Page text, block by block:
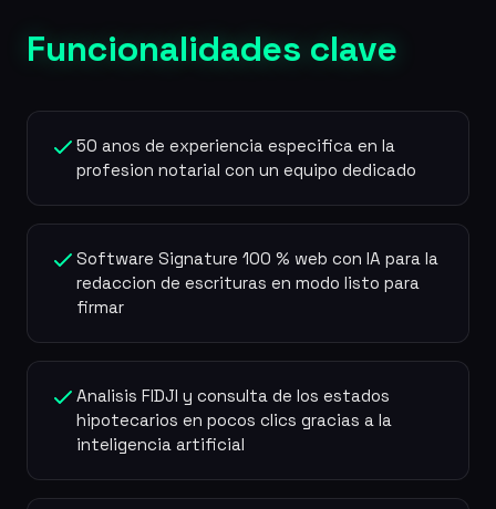
Funcionalidades clave
50 anos de experiencia especifica en la
profesion notarial con un equipo dedicado
Software Signature 100 % web con IA para la
redaccion de escrituras en modo listo para
firmar
Analisis FIDJI y consulta de los estados
hipotecarios en pocos clics gracias a la
inteligencia artificial